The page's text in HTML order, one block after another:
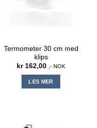
Termometer 30 cm med
klips
kr162,00 ,- NOK
LES MER